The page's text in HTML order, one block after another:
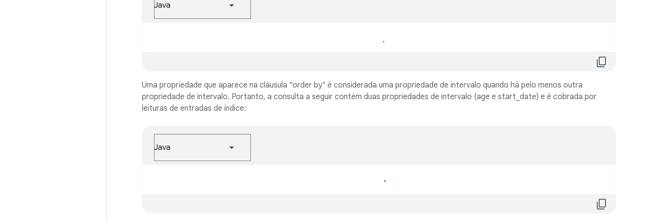
Java
content_copy
Uma propriedade que aparece na cláusula "order by" é considerada uma propriedade de intervalo quando há pelo menos outra
propriedade de intervalo. Portanto, a consulta a seguir contém duas propriedades de intervalo (age e start_date) e é cobrada por
leituras de entradas de índice:
Java
Carregando...
content_copy